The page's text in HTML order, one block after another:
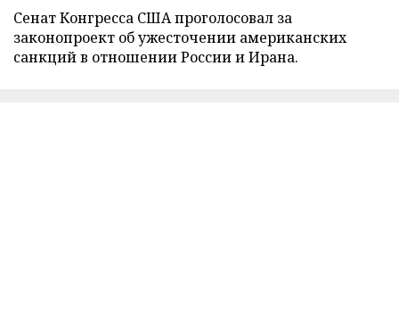
Сенат Конгресса США проголосовал за
законопроект об ужесточении американских
санкций в отношении России и Ирана.